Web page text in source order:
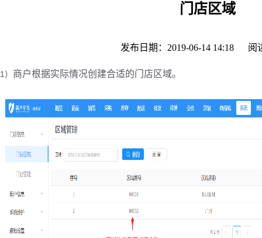
门店区域
发布日期：2019-06-14 14:18 阅
1） 商户根据实际情况创建合适的门店区域。